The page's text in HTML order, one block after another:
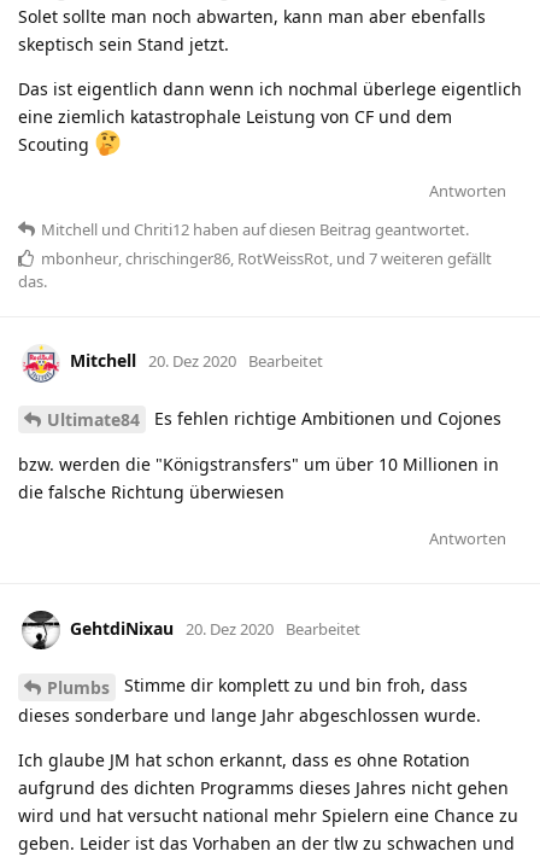
Solet sollte man noch abwarten, kann man aber ebenfalls
skeptisch sein Stand jetzt.
Das ist eigentlich dann wenn ich nochmal überlege eigentlich
eine ziemlich katastrophale Leistung von CF und dem
Scouting
Antworten
Mitchell und Chriti12 haben auf diesen Beitrag geantwortet.
mbonheur chrischinger86 RotWeissRot , und 7weiteren gefällt
das.
Mitchell 20. Dez 2020 Bearbeitet
Ultimate84 Es fehlen richtige Ambitionen und Cojones
bzw. werden die "Königstransfers" um über 10 Millionen in
die falsche Richtung überwiesen
Antworten
GehtdiNixau 20. Dez 2020 Bearbeitet
Plumbs
Stimme dir komplett zu und bin froh, dass
dieses sonderbare und lange Jahr abgeschlossen wurde.
Ich glaube JM hat schon erkannt, dass es ohne Rotation
aufgrund des dichten Programms dieses Jahres nicht gehen
wird und hat versucht national mehr Spielern eine Chance zu
geben. Leider ist das Vorhaben an der tlw zu schwachen und